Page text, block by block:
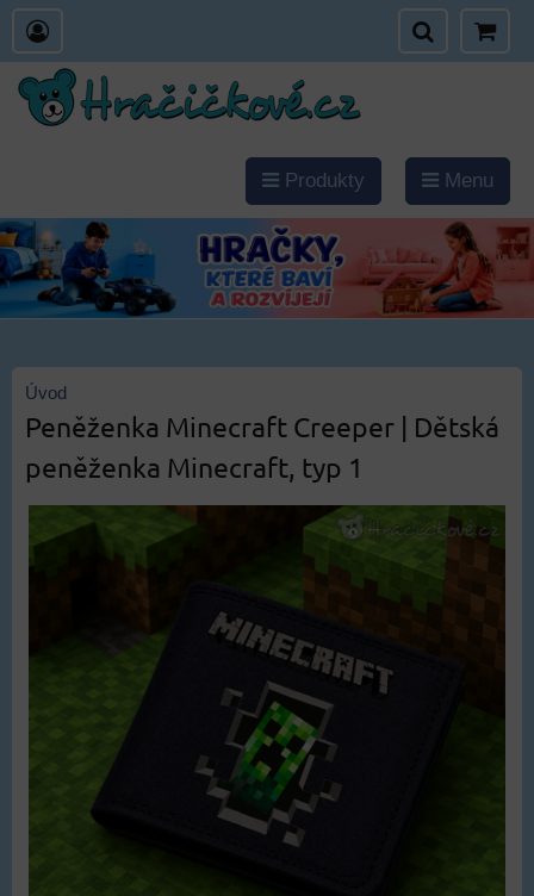
Produkty Menu
Úvod
Peněženka Minecraft Creeper | Dětská
peněženka Minecraft, typ 1